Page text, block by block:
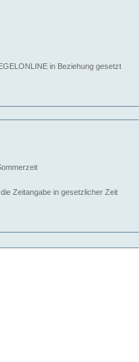
in Beziehung gesetzt
Zeitangabe in gesetzlicher Zeit